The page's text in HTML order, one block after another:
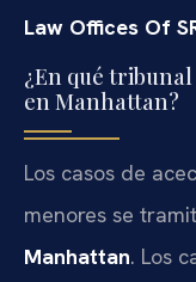
Law Offices Of
¿En qué tribunal
en Manhattan?
Los casos de
menores se
Manhattan. Los